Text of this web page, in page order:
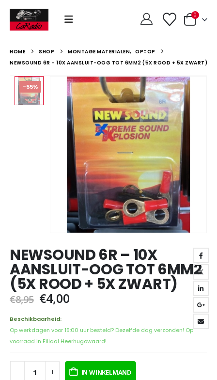
0
HOME SHOP MONTAGE MATERIALEN, OP=OP
NEWSOUND 6R – 10X AANSLUIT-OOG TOT 6MM2 (5X ROOD + 5X ZWART)
-55%
NEWSOUND 6R – 10X
AANSLUIT-OOG TOT 6MM2
(5X ROOD + 5X ZWART)
€8,95 Oorspronkelijke
prijs
was:
€8,95.
€4,00
€4,00.
Beschikbaarheid:
Op werkdagen voor 15:00 uur besteld? Dezelfde dag verzonden! Op
voorraad in Filiaal Heerhugowaard!
IN WINKELMAND